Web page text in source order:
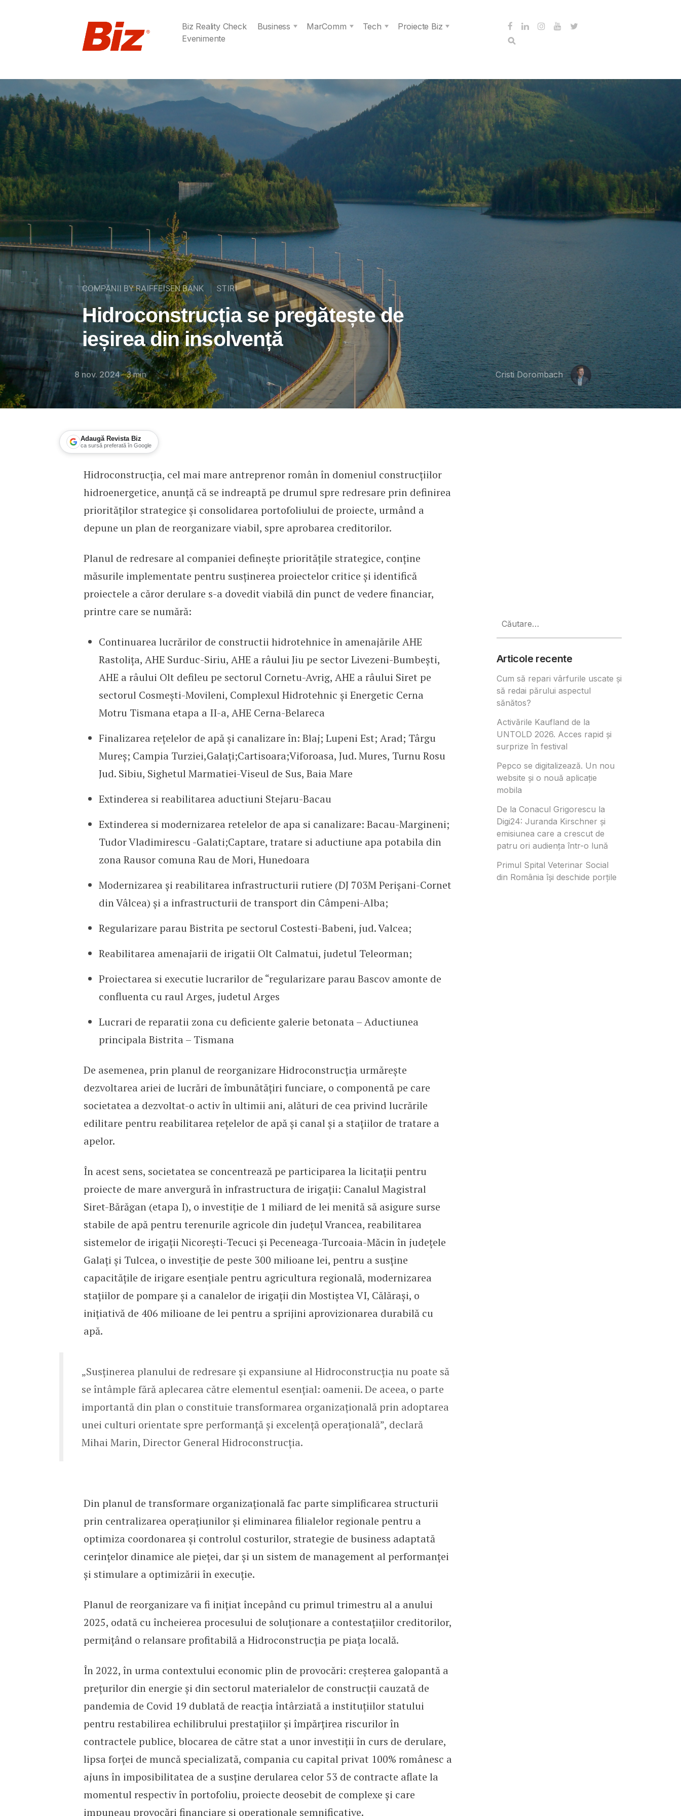
Biz Reality Check Business MarComm Tech
Proiecte Biz
Evenimente
COMPANII BY RAIFFEISEN BANK STIRI
Hidroconstrucția se pregătește de
ieșirea din insolvență
8 nov. 2024 3min Cristi Dorombach
Adaugă Revista Biz
ca sursă preferată în Google
Hidroconstrucția se pregătește de ieșirea din insolvență
Hidroconstrucția, cel mai mare antreprenor român în domeniul construcțiilor
hidroenergetice, anunță că se indreaptă pe drumul spre redresare prin definirea
priorităților strategice și consolidarea portofoliului de proiecte, urmând a
depune un plan de reorganizare viabil, spre aprobarea creditorilor.
Planul de redresare al companiei definește prioritățile strategice, conține
măsurile implementate pentru susținerea proiectelor critice și identifică
proiectele a căror derulare s-a dovedit viabilă din punct de vedere financiar,
printre care se numără:
Continuarea lucrărilor de constructii hidrotehnice în amenajările AHE
Rastolița, AHE Surduc-Siriu, AHE a râului Jiu pe sector Livezeni-Bumbești,
AHE a râului Olt defileu pe sectorul Cornetu-Avrig, AHE a râului Siret pe
sectorul Cosmești-Movileni, Complexul Hidrotehnic și Energetic Cerna
Motru Tismana etapa a II-a, AHE Cerna-Belareca
Finalizarea rețelelor de apă și canalizare în: Blaj; Lupeni Est; Arad; Târgu
Mureș; Campia Turziei,Galați;Cartisoara;Viforoasa, Jud. Mures, Turnu Rosu
Jud. Sibiu, Sighetul Marmatiei-Viseul de Sus, Baia Mare
Extinderea si reabilitarea aductiuni Stejaru-Bacau
Extinderea si modernizarea retelelor de apa si canalizare: Bacau-Margineni;
Tudor Vladimirescu -Galati;Captare, tratare si aductiune apa potabila din
zona Rausor comuna Rau de Mori, Hunedoara
Modernizarea și reabilitarea infrastructurii rutiere (DJ 703M Perișani-Cornet
din Vâlcea) și a infrastructurii de transport din Câmpeni-Alba;
Regularizare parau Bistrita pe sectorul Costesti-Babeni, jud. Valcea;
Reabilitarea amenajarii de irigatii Olt Calmatui, judetul Teleorman;
Proiectarea si executie lucrarilor de “regularizare parau Bascov amonte de
confluenta cu raul Arges, judetul Arges
Lucrari de reparatii zona cu deficiente galerie betonata – Aductiunea
principala Bistrita – Tismana
De asemenea, prin planul de reorganizare Hidroconstrucția urmărește
dezvoltarea ariei de lucrări de îmbunătățiri funciare, o componentă pe care
societatea a dezvoltat-o activ în ultimii ani, alături de cea privind lucrările
edilitare pentru reabilitarea rețelelor de apă și canal și a stațiilor de tratare a
apelor.
În acest sens, societatea se concentrează pe participarea la licitații pentru
proiecte de mare anvergură în infrastructura de irigații: Canalul Magistral
Siret-Bărăgan (etapa I), o investiție de 1 miliard de lei menită să asigure surse
stabile de apă pentru terenurile agricole din județul Vrancea, reabilitarea
sistemelor de irigații Nicorești-Tecuci și Peceneaga-Turcoaia-Măcin în județele
Galați și Tulcea, o investiție de peste 300 milioane lei, pentru a susține
capacitățile de irigare esențiale pentru agricultura regională, modernizarea
stațiilor de pompare și a canalelor de irigații din Mostiștea VI, Călărași, o
inițiativă de 406 milioane de lei pentru a sprijini aprovizionarea durabilă cu
apă.
„Susținerea planului de redresare și expansiune al Hidroconstrucția nu poate să
se întâmple fără aplecarea către elementul esențial: oamenii. De aceea, o parte
importantă din plan o constituie transformarea organizațională prin adoptarea
unei culturi orientate spre performanță și excelență operațională”, declară
Mihai Marin, Director General Hidroconstrucția.
Din planul de transformare organizațională fac parte simplificarea structurii
prin centralizarea operațiunilor și eliminarea filialelor regionale pentru a
optimiza coordonarea și controlul costurilor, strategie de business adaptată
cerințelor dinamice ale pieței, dar și un sistem de management al performanței
și stimulare a optimizării în execuție.
Planul de reorganizare va fi inițiat începând cu primul trimestru al a anului
2025, odată cu încheierea procesului de soluționare a contestațiilor creditorilor,
permițând o relansare profitabilă a Hidroconstrucția pe piața locală.
În 2022, în urma contextului economic plin de provocări: creșterea galopantă a
prețurilor din energie și din sectorul materialelor de construcții cauzată de
pandemia de Covid 19 dublată de reacția întârziată a instituțiilor statului
pentru restabilirea echilibrului prestațiilor și împărțirea riscurilor în
contractele publice, blocarea de către stat a unor investiții în curs de derulare,
lipsa forței de muncă specializată, compania cu capital privat 100% românesc a
ajuns în imposibilitatea de a susține derularea celor 53 de contracte aflate la
momentul respectiv în portofoliu, proiecte deosebit de complexe și care
impuneau provocări financiare și operaționale semnificative.
după:
Articole recente
Cum să repari vârfurile uscate și
să redai părului aspectul
sănătos?
Activările Kaufland de la
UNTOLD 2026. Acces rapid și
surprize în festival
Pepco se digitalizează. Un nou
website și o nouă aplicație
mobila
De la Conacul Grigorescu la
Digi24: Juranda Kirschner și
emisiunea care a crescut de
patru ori audiența într-o lună
Primul Spital Veterinar Social
din România își deschide porțile